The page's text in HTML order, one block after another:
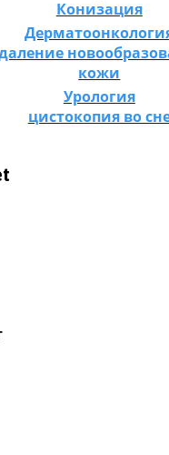
Конизация
кожи
Урология
цистокопия во